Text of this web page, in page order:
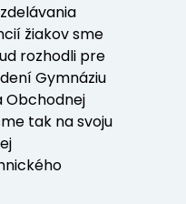
žiakov sme
rozhodli pre
Gymnáziu
Obchodnej
tak na svoju